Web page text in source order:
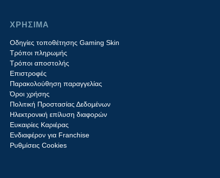
ΧΡΗΣΙΜΑ
Οδηγίες τοποθέτησης Gaming Skin
Τρόποι πληρωμής
Τρόποι αποστολής
Επιστροφές
Παρακολούθηση παραγγελίας
Όροι χρήσης
Πολιτική Προστασίας Δεδομένων
Ηλεκτρονική επίλυση διαφορών
Ευκαιρίες Καριέρας
Ενδιαφέρον για Franchise
Ρυθμίσεις Cookies